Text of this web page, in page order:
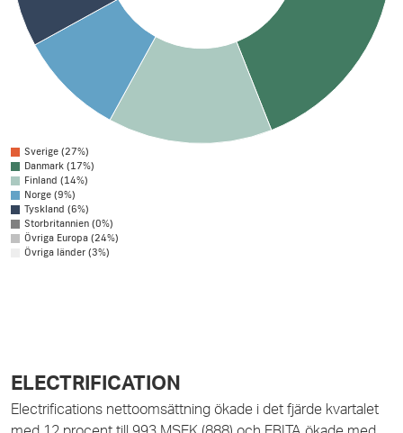
Sverige (27%)
Danmark (17%)
Finland (14%)
Norge (9%)
Tyskland (6%)
Storbritannien (0%)
Övriga Europa (24%)
Övriga länder (3%)
ELECTRIFICATION
Electrifications nettoomsättning ökade i det fjärde kvartalet